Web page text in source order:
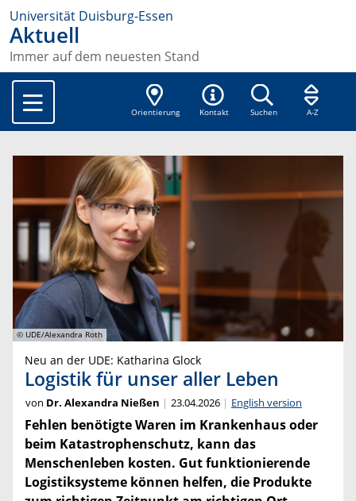
Universität Duisburg-Essen
Aktuell
Immer auf dem neuesten Stand
Orientierung Kontakt Suchen A-Z
© UDE/Alexandra Roth
Neu an der UDE: Katharina Glock
Logistik für unser aller Leben
von Dr. Alexandra Nießen 23.04.2026 English version
Fehlen benötigte Waren im Krankenhaus oder
beim Katastrophenschutz, kann das
Menschenleben kosten. Gut funktionierende
Logistiksysteme können helfen, die Produkte